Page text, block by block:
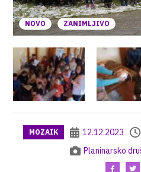
NOVO ZANIMLJIVO
MOZAIK 12.12.2023
Planinarsko